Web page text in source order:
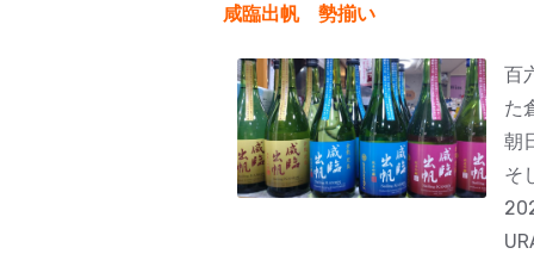
咸臨出帆 勢揃い
百
た
朝
そ